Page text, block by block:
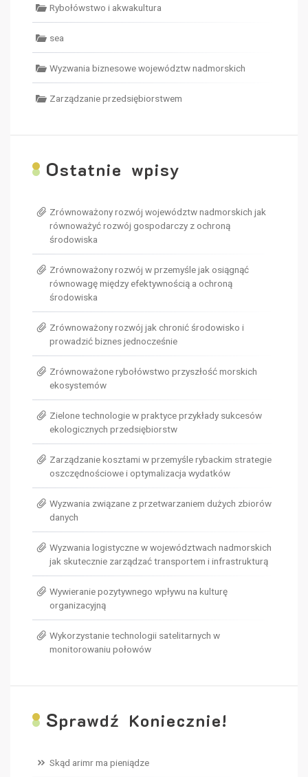
Rybołówstwo i akwakultura
sea
Wyzwania biznesowe województw nadmorskich
Zarządzanie przedsiębiorstwem
Ostatnie wpisy
Zrównoważony rozwój województw nadmorskich jak
równoważyć rozwój gospodarczy z ochroną
środowiska
Zrównoważony rozwój w przemyśle jak osiągnąć
równowagę między efektywnością a ochroną
środowiska
Zrównoważony rozwój jak chronić środowisko i
prowadzić biznes jednocześnie
Zrównoważone rybołówstwo przyszłość morskich
ekosystemów
Zielone technologie w praktyce przykłady sukcesów
ekologicznych przedsiębiorstw
Zarządzanie kosztami w przemyśle rybackim strategie
oszczędnościowe i optymalizacja wydatków
Wyzwania związane z przetwarzaniem dużych zbiorów
danych
Wyzwania logistyczne w województwach nadmorskich
jak skutecznie zarządzać transportem i infrastrukturą
Wywieranie pozytywnego wpływu na kulturę
organizacyjną
Wykorzystanie technologii satelitarnych w
monitorowaniu połowów
Sprawdź Koniecznie!
Skąd arimr ma pieniądze